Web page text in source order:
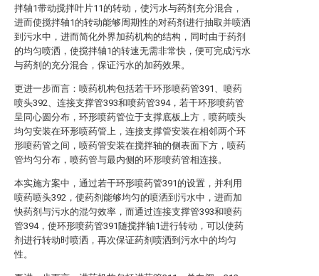
拌轴1带动搅拌叶片11的转动，使污水与药剂充分混合，
进而使搅拌轴1的转动能够周期性的对药剂进行抽取并喷洒
到污水中，进而简化外界加药机构的结构，同时由于药剂
的均匀喷洒，使搅拌轴1的转速无需非常快，便可完成污水
与药剂的充分混合，保证污水的加药效果。
更进一步而言：喷药机构包括若干环形喷药管391、喷药
喷头392、连接支撑管393和喷药管394，若干环形喷药管
呈同心圆分布，环形喷药管位于支撑底板上方，喷药喷头
均匀安装在环形喷药管上，连接支撑管安装在相邻两个环
形喷药管之间，喷药管安装在搅拌轴的侧表面下方，喷药
管均匀分布，喷药管与最内侧的环形喷药管相连接。
本实施方案中，通过若干环形喷药管391的设置，并利用
喷药喷头392，使药剂能够均匀的喷洒到污水中，进而加
快药剂与污水的混匀效率，而通过连接支撑管393和喷药
管394，使环形喷药管391随搅拌轴1进行转动，可以使药
剂进行转动时喷洒，再次保证药剂喷洒到污水中的均匀
性。